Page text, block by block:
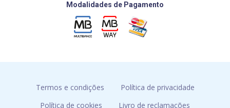
Modalidades de Pagamento
Termos e condições
Política de privacidade
Política de cookies
Livro de reclamações